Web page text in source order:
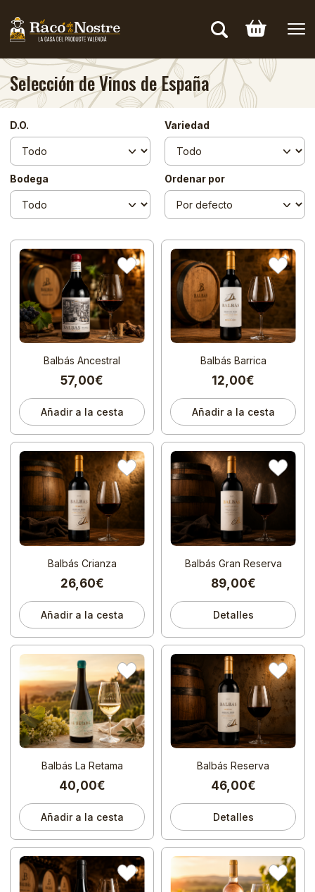
Selección de Vinos de España
D.O. Variedad
Bodega Ordenar por
Balbás Ancestral
57,00€
Añadir a la cesta
Balbás Barrica
12,00€
Añadir a la cesta
Balbás Crianza
26,60€
Añadir a la cesta
Balbás Gran Reserva
89,00€
Detalles
Balbás La Retama
40,00€
Añadir a la cesta
Balbás Reserva
46,00€
Detalles